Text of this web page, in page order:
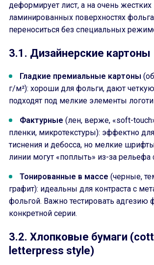
деформирует лист, а на очень жестких
ламинированных поверхностях
переноситься без специальных
3.1. Дизайнерские картоны
Гладкие премиальные картоны
г/м²): хороши для фольги, дают
подходят под мелкие элементы
Фактурные (лен, верже, «soft-
пленки, микротекстуры): эффектно
тиснения и дебосса, но мелкие
линии могут «поплыть» из-за рельефа
Тонированные в массе (черные,
графит): идеальны для контраста с
фольгой. Важно тестировать адгезию
конкретной серии.
3.2. Хлопковые бумаги
letterpress style)